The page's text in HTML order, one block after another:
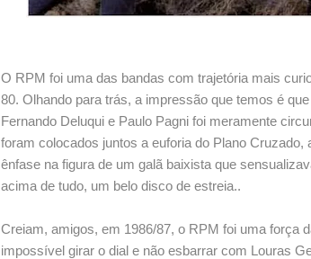
O RPM foi uma das bandas com trajetória mais
80. Olhando para trás, a impressão que temos é
Fernando Deluqui e Paulo Pagni foi meramente
foram colocados juntos a euforia do Plano
ênfase na figura de um galã baixista que
acima de tudo, um belo disco de estreia..
Creiam, amigos, em 1986/87, o RPM foi uma força
impossível girar o dial e não esbarrar com Louras